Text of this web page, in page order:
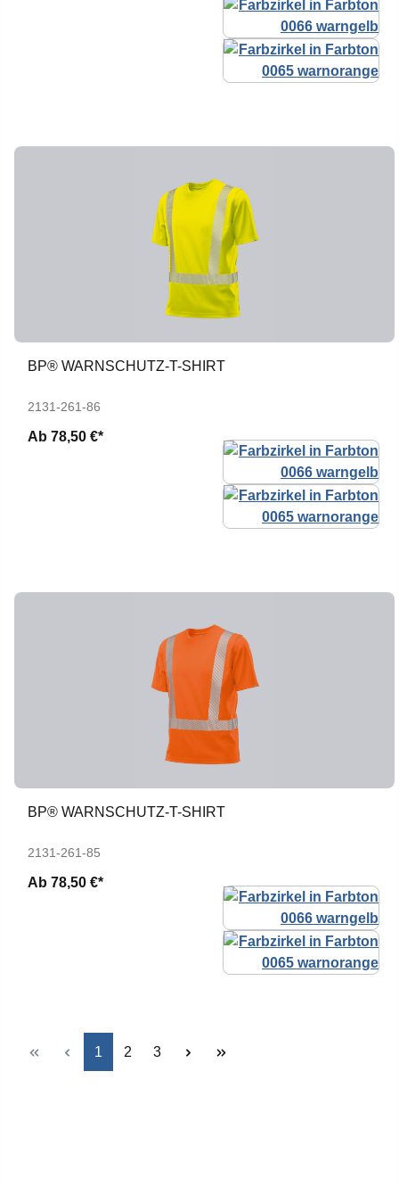
BP® WARNSCHUTZ-T-SHIRT
2131-261-86
Ab 78,50 €*
BP® WARNSCHUTZ-T-SHIRT
2131-261-85
Ab 78,50 €*
Seite
1 Seite
2 Seite
3